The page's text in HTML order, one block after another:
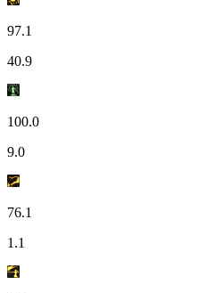
97.1
40.9
100.0
9.0
76.1
1.1